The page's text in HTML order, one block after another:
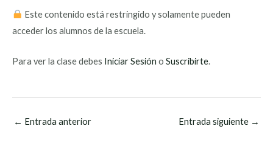
Este contenido está restringido y solamente pueden
acceder los alumnos de la escuela.
Para ver la clase debes Iniciar Sesión o Suscribirte.
← Entrada anterior Entrada siguiente →